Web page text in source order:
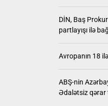
DİN, Baş
partlayışı ilə
Avropanın 18
ABŞ-nin
Ədalətsiz qərar